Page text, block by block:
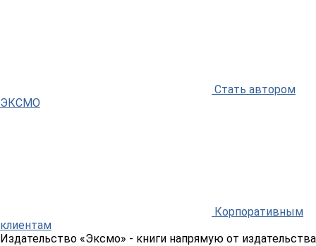
Стать автором
ЭКСМО
Корпоративным
клиентам
Издательство «Эксмо» - книги напрямую от издательства